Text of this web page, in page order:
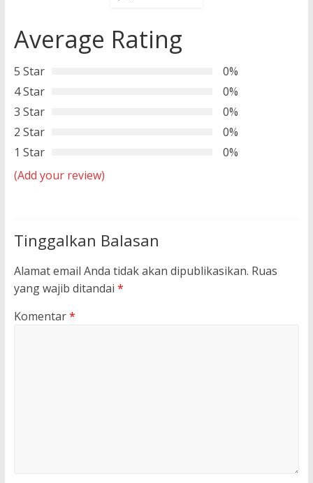
Average Rating
5 Star
0%
4 Star
0%
3 Star
0%
2 Star
0%
1 Star
0%
(Add your review)
Tinggalkan Balasan
Alamat email Anda tidak akan dipublikasikan. Ruas
yang wajib ditandai *
Komentar*